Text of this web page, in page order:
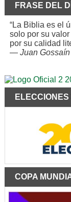
FRASE DEL
“La Biblia es el
solo por su
por su calidad
— Juan Gossaín
ELECCIONES
COPA